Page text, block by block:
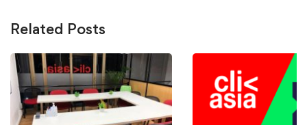
Related Posts